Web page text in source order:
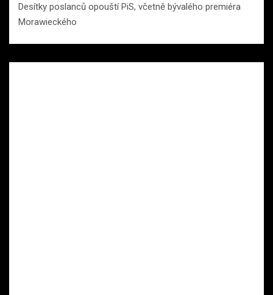
Desítky poslanců opouští PiS, včetně bývalého premiéra
Morawieckého